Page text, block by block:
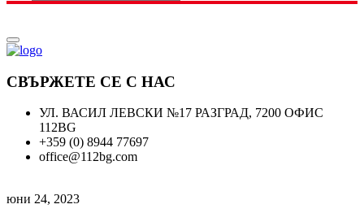
СВЪРЖЕТЕ СЕ С НАС
УЛ. ВАСИЛ ЛЕВСКИ №17 РАЗГРАД, 7200 ОФИС
112BG
+359 (0) 8944 77697
office@112bg.com
юни 24, 2023